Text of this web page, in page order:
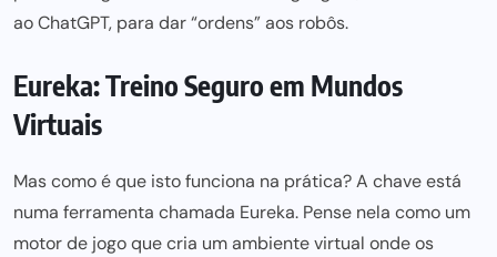
ao ChatGPT, para dar “ordens” aos robôs.
Eureka: Treino Seguro em Mundos
Virtuais
Mas como é que isto funciona na prática? A chave está
numa ferramenta chamada Eureka. Pense nela como um
motor de jogo que cria um ambiente virtual onde os